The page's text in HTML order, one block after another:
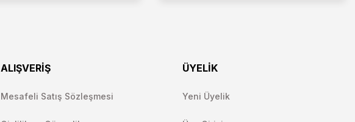
ALIŞVERİŞ
Mesafeli Satış Sözleşmesi
ÜYELİK
Yeni Üyelik